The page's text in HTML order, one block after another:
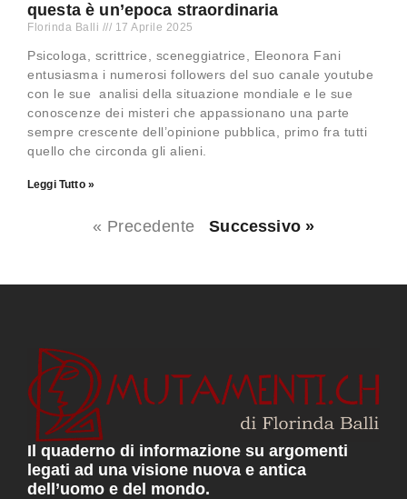
questa è un’epoca straordinaria
Florinda Balli 17 Aprile 2025
Psicologa, scrittrice, sceneggiatrice, Eleonora Fani
entusiasma i numerosi followers del suo canale youtube
con le sue analisi della situazione mondiale e le sue
conoscenze dei misteri che appassionano una parte
sempre crescente dell’opinione pubblica, primo fra tutti
quello che circonda gli alieni.
Leggi Tutto »
« Precedente Successivo »
Il quaderno di informazione su argomenti
legati ad una visione nuova e antica
dell’uomo e del mondo.